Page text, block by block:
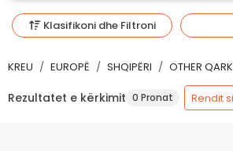
Klasifikoni dhe Filtroni
KREU EUROPË SHQIPËRI OTHER QARK
Rezultatet e kërkimit 0 Pronat